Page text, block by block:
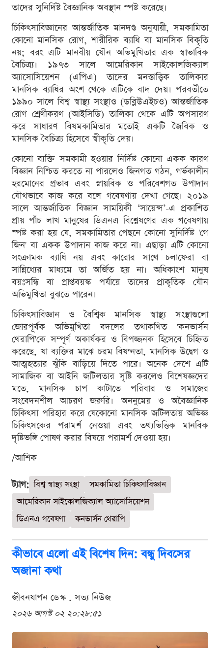
তাদের সুনির্দিষ্ট বৈজ্ঞানিক অবস্থান স্পষ্ট করেছে।
চিকিৎসাবিজ্ঞানের আন্তর্জাতিক মানদণ্ড অনুযায়ী, সমকামিতা
কোনো মানসিক রোগ, শারীরিক ব্যাধি বা মানসিক বিকৃতি
নয়; বরং এটি মানবীয় যৌন অভিমুখিতার এক স্বাভাবিক
বৈচিত্র্য। ১৯৭৩ সালে আমেরিকান সাইকোলজিক্যাল
অ্যাসোসিয়েশন (এপিএ) তাদের মনস্তাত্ত্বিক তালিকার
মানসিক ব্যাধির অংশ থেকে এটিকে বাদ দেয়। পরবর্তীতে
১৯৯০ সালে বিশ্ব স্বাস্থ্য সংস্থাও (ডব্লিউএইচও) আন্তর্জাতিক
রোগ শ্রেণীকরণ (আইসিডি) তালিকা থেকে এটি অপসারণ
করে সাধারণ বিষমকামিতার মতোই একটি জৈবিক ও
মানসিক বৈচিত্র্য হিসেবে স্বীকৃতি দেয়।
কোনো ব্যক্তি সমকামী হওয়ার নির্দিষ্ট কোনো একক কারণ
বিজ্ঞান নিশ্চিত করতে না পারলেও জিনগত গঠন, গর্ভকালীন
হরমোনের প্রভাব এবং স্নায়বিক ও পরিবেশগত উপাদান
যৌথভাবে কাজ করে বলে গবেষণায় দেখা গেছে। ২০১৯
সালে আন্তর্জাতিক বিজ্ঞান সাময়িকী ‘সায়েন্স’-এ প্রকাশিত
প্রায় পাঁচ লাখ মানুষের ডিএনএ বিশ্লেষণের এক গবেষণায়
স্পষ্ট করা হয় যে, সমকামিতার পেছনে কোনো সুনির্দিষ্ট 'গে
জিন' বা একক উপাদান কাজ করে না। এছাড়া এটি কোনো
সংক্রামক ব্যাধি নয় এবং কারোর সাথে চলাফেরা বা
সান্নিধ্যের মাধ্যমে তা অর্জিত হয় না। অধিকাংশ মানুষ
বয়ঃসন্ধি বা প্রাপ্তবয়স্ক পর্যায়ে তাদের প্রাকৃতিক যৌন
অভিমুখিতা বুঝতে পারেন।
চিকিৎসাবিজ্ঞান ও বৈশ্বিক মানসিক স্বাস্থ্য সংস্থাগুলো
জোরপূর্বক অভিমুখিতা বদলের তথাকথিত 'কনভার্সন
থেরাপি'কে সম্পূর্ণ অকার্যকর ও বিপজ্জনক হিসেবে চিহ্নিত
করেছে, যা ব্যক্তির মাঝে চরম বিষণ্নতা, মানসিক উদ্বেগ ও
আত্মহত্যার ঝুঁকি বাড়িয়ে দিতে পারে। অনেক দেশে এটি
সামাজিক বা আইনি জটিলতার সৃষ্টি করলেও বিশেষজ্ঞদের
মতে, মানসিক চাপ কাটাতে পরিবার ও সমাজের
সংবেদনশীল আচরণ জরুরি। অননুমেয় ও অবৈজ্ঞানিক
চিকিৎসা পরিহার করে যেকোনো মানসিক জটিলতায় অভিজ্ঞ
চিকিৎসকের পরামর্শ নেওয়া এবং তথ্যভিত্তিক মানবিক
দৃষ্টিভঙ্গি পোষণ করার বিষয়ে পরামর্শ দেওয়া হয়।
/আশিক
ট্যাগ: বিশ্ব স্বাস্থ্য সংস্থা
সমকামিতা চিকিৎসাবিজ্ঞান
আমেরিকান সাইকোলজিক্যাল অ্যাসোসিয়েশন
ডিএনএ গবেষণা
কনভার্সন থেরাপি
কীভাবে এলো এই বিশেষ দিন: বন্ধু দিবসের
অজানা কথা
জীবনযাপন ডেস্ক . সত্য নিউজ
২০২৬ আগস্ট ০২ ২০:২৮:৫১